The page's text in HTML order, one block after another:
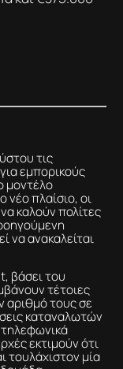
εμπορικούς
μοντέλο
πλαίσιο, οι
καλούν πολίτες
ανακαλείται
τέτοιες
αριθμό τους σε
καταναλωτών
εκτιμούν ότι
τουλάχιστον μία